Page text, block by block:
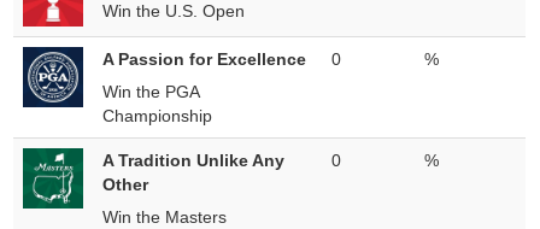
Win the U.S. Open
A Passion for Excellence
Win the PGA
Championship
0 %
A Tradition Unlike Any
Other
Win the Masters
0 %